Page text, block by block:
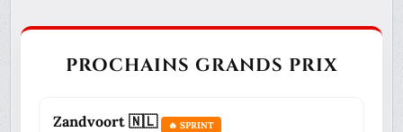
PROCHAINS GRANDS PRIX
Zandvoort 🇳🇱 🔥 SPRINT